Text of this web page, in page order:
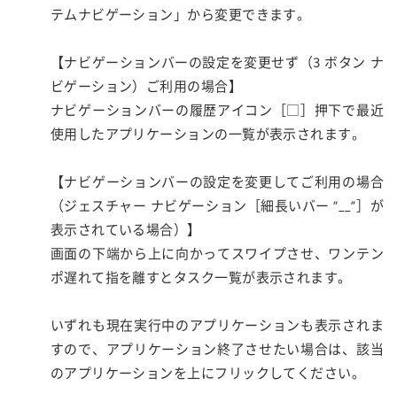
テムナビゲーション」から変更できます。
【ナビゲーションバーの設定を変更せず（3 ボタン ナ
ビゲーション）ご利用の場合】
ナビゲーションバーの履歴アイコン［□］押下で最近
使用したアプリケーションの一覧が表示されます。
【ナビゲーションバーの設定を変更してご利用の場合
（ジェスチャー ナビゲーション［細長いバー “__”］が
表示されている場合）】
画面の下端から上に向かってスワイプさせ、ワンテン
ポ遅れて指を離すとタスク一覧が表示されます。
いずれも現在実行中のアプリケーションも表示されま
すので、アプリケーション終了させたい場合は、該当
のアプリケーションを上にフリックしてください。